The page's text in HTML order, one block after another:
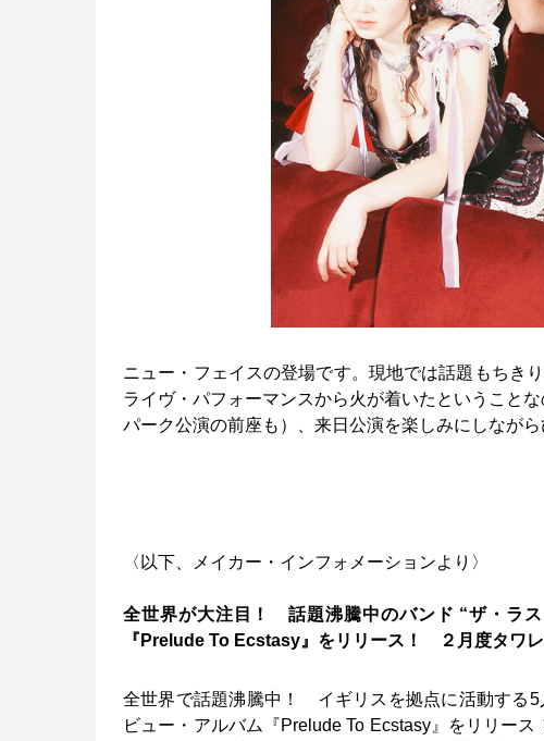
ニュー・フェイスの登場です。現地では話題もちき
ライヴ・パフォーマンスから火が着いたということ
パーク公演の前座も）、来日公演を楽しみにしなが
〈以下、メイカー・インフォメーションより〉
全世界が大注目！ 話題沸騰中のバンド “ザ・ラ
『Prelude To Ecstasy』をリリース！ ２月度タワレ
全世界で話題沸騰中！ イギリスを拠点に活動する
ビュー・アルバム『Prelude To Ecstasy』をリリー